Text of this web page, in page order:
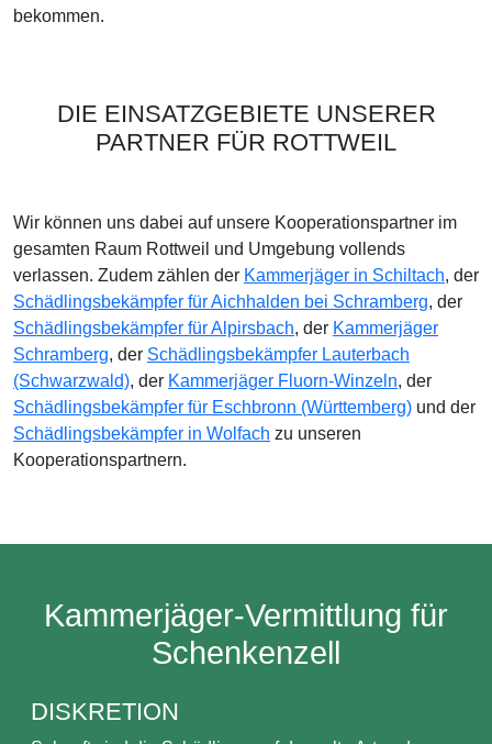
bekommen.
DIE EINSATZGEBIETE UNSERER
PARTNER FÜR ROTTWEIL
Wir können uns dabei auf unsere Kooperationspartner im
gesamten Raum Rottweil und Umgebung vollends
verlassen. Zudem zählen der Kammerjäger in Schiltach, der
Schädlingsbekämpfer für Aichhalden bei Schramberg, der
Schädlingsbekämpfer für Alpirsbach, der Kammerjäger
Schramberg, der Schädlingsbekämpfer Lauterbach
(Schwarzwald), der Kammerjäger Fluorn-Winzeln, der
Schädlingsbekämpfer für Eschbronn (Württemberg) und der
Schädlingsbekämpfer in Wolfach zu unseren
Kooperationspartnern.
Kammerjäger-Vermittlung für
Schenkenzell
DISKRETION